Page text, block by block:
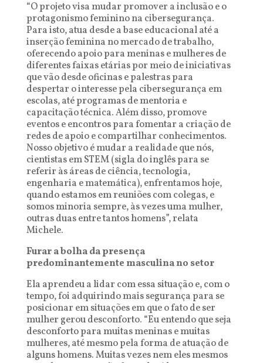
“O projeto visa mudar promover a inclusão e o
protagonismo feminino na cibersegurança.
Para isto, atua desde a base educacional até a
inserção feminina no mercado de trabalho,
oferecendo apoio para meninas e mulheres de
diferentes faixas etárias por meio de iniciativas
que vão desde oficinas e palestras para
despertar o interesse pela cibersegurança em
escolas, até programas de mentoria e
capacitação técnica. Além disso, promove
eventos e encontros para fomentar a criação de
redes de apoio e compartilhar conhecimentos.
Nosso objetivo é mudar a realidade que nós,
cientistas em STEM (sigla do inglês para se
referir às áreas de ciência, tecnologia,
engenharia e matemática), enfrentamos hoje,
quando estamos em reuniões com colegas, e
somos minoria sempre, às vezes uma mulher,
outras duas entre tantos homens”, relata
Michele.
Furar a bolha da presença
predominantemente masculina no setor
Ela aprendeu a lidar com essa situação e, com o
tempo, foi adquirindo mais segurança para se
posicionar em situações em que o fato de ser
mulher gerou desconforto. “Eu entendo que seja
desconforto para muitas meninas e muitas
mulheres, até mesmo pela forma de atuação de
alguns homens. Muitas vezes nem eles mesmos